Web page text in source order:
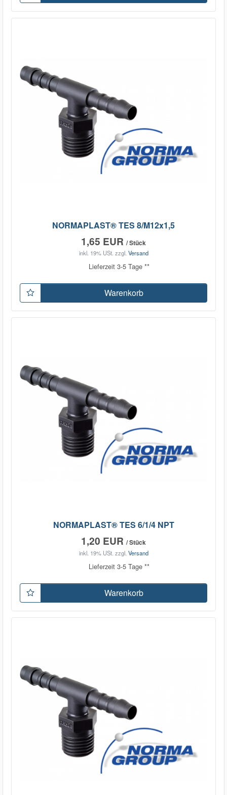
NORMAPLAST® TES 8/M12x1,5
1,65 EUR / Stück
inkl. 19% USt. zzgl. Versand
Lieferzeit 3-5 Tage **
Warenkorb
NORMAPLAST® TES 6/1/4 NPT
1,20 EUR / Stück
inkl. 19% USt. zzgl. Versand
Lieferzeit 3-5 Tage **
Warenkorb